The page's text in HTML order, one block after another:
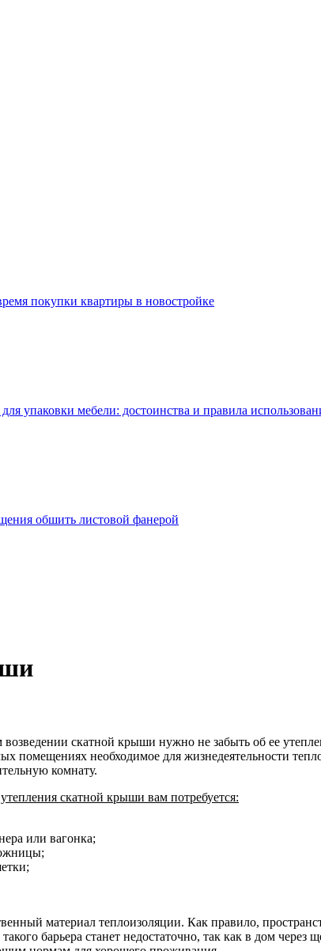
покупки квартиры в новостройке
упаковки мебели: достоинства и правила
обшить листовой фанерой
скатной крыши нужно не забыть об ее
помещениях необходимое для жизнедеятельности
комнату.
скатной крыши вам потребуется:
или вагонка;
материал теплоизоляции. Как правило,
барьера станет недостаточно, так как в дом